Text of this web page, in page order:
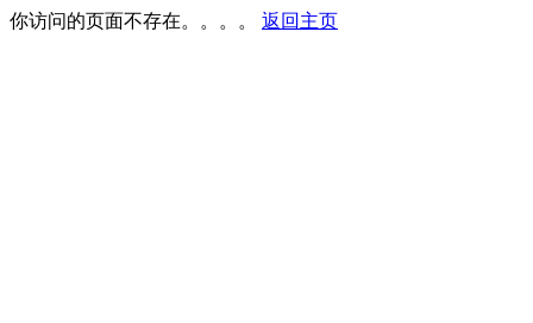
你访问的页面不存在。。。。 返回主页